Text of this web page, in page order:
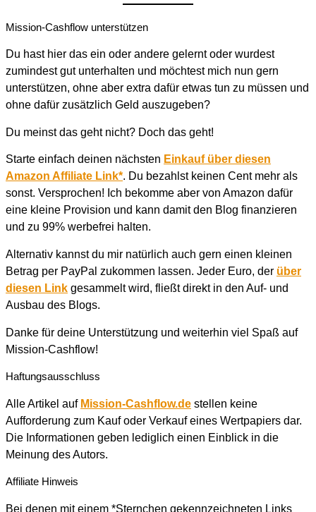
Mission-Cashflow unterstützen
Du hast hier das ein oder andere gelernt oder wurdest
zumindest gut unterhalten und möchtest mich nun gern
unterstützen, ohne aber extra dafür etwas tun zu müssen und
ohne dafür zusätzlich Geld auszugeben?
Du meinst das geht nicht? Doch das geht!
Starte einfach deinen nächsten Einkauf über diesen
Amazon Affiliate Link*. Du bezahlst keinen Cent mehr als
sonst. Versprochen! Ich bekomme aber von Amazon dafür
eine kleine Provision und kann damit den Blog finanzieren
und zu 99% werbefrei halten.
Alternativ kannst du mir natürlich auch gern einen kleinen
Betrag per PayPal zukommen lassen. Jeder Euro, der über
diesen Link gesammelt wird, fließt direkt in den Auf- und
Ausbau des Blogs.
Danke für deine Unterstützung und weiterhin viel Spaß auf
Mission-Cashflow!
Haftungsausschluss
Alle Artikel auf Mission-Cashflow.de stellen keine
Aufforderung zum Kauf oder Verkauf eines Wertpapiers dar.
Die Informationen geben lediglich einen Einblick in die
Meinung des Autors.
Affiliate Hinweis
Bei denen mit einem *Sternchen gekennzeichneten Links